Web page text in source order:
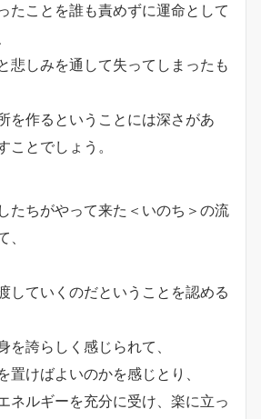
たことを誰も責めずに運命として
悲しみを通して失ってしまったも
を作るということには深さがあ
ことでしょう。
たちがやって来た＜いのち＞の流
していくのだということを認める
を誇らしく感じられて、
置けばよいのかを感じとり、
ネルギーを充分に受け、楽に立っ